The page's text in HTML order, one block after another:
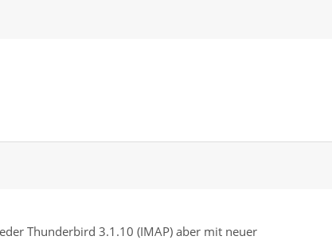
Thunderbird 3.1.10 (IMAP) aber mit neuer